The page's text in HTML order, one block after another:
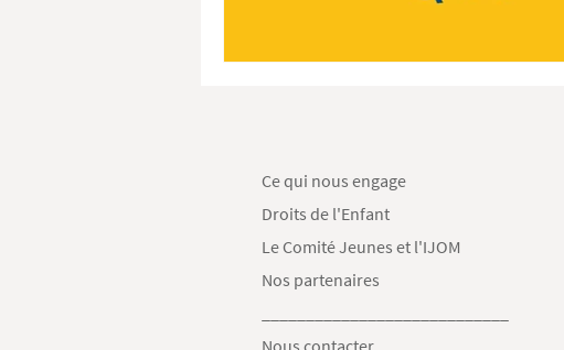
Ce qui nous engage
Droits de l'Enfant
Le Comité Jeunes et l'IJOM
Nos partenaires
Nous contacter